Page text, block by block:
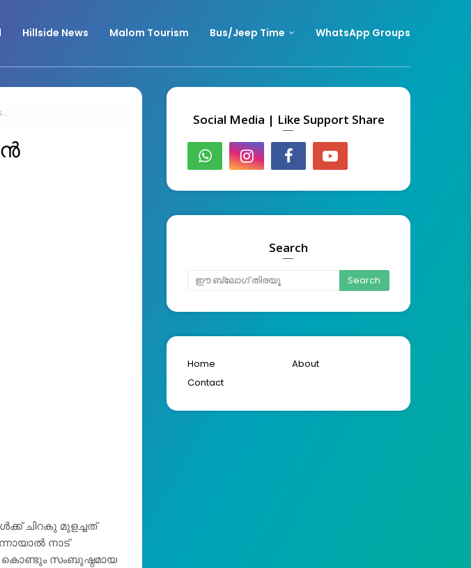
Hillside News Malom Tourism Bus/Jeep Time WhatsApp Groups
ചിറകു മുളച്ചത്
കൊണ്ടും സംബുഷ്ഠമായ
Social Media | Like Support Share
Search
Home
About
Contact